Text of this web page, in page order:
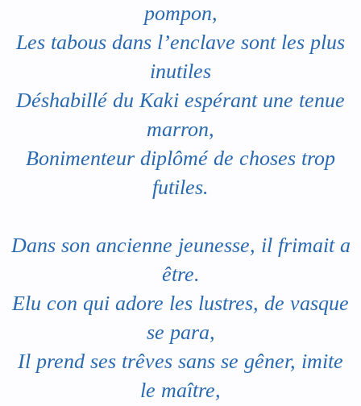
pompon,
Les tabous dans l’enclave sont les plus
inutiles
Déshabillé du Kaki espérant une tenue
marron,
Bonimenteur diplômé de choses trop
futiles.
Dans son ancienne jeunesse, il frimait a
être.
Elu con qui adore les lustres, de vasque
se para,
Il prend ses trêves sans se gêner, imite
le maître,